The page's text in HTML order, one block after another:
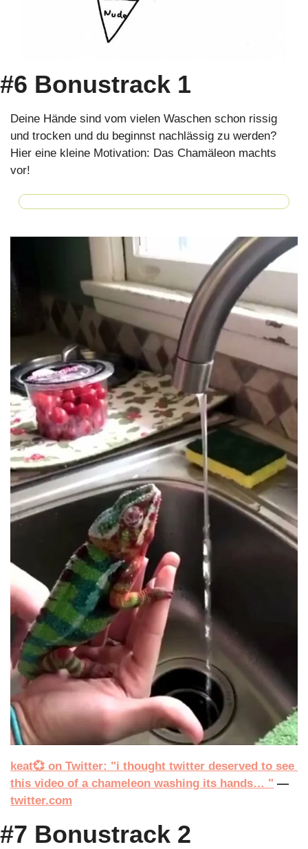
#6 Bonustrack 1
Deine Hände sind vom vielen Waschen schon rissig
und trocken und du beginnst nachlässig zu werden?
Hier eine kleine Motivation: Das Chamäleon machts
vor!
keat💞 on Twitter: "i thought twitter deserved to see
this video of a chameleon washing its hands… "
twitter.com
#7 Bonustrack 2